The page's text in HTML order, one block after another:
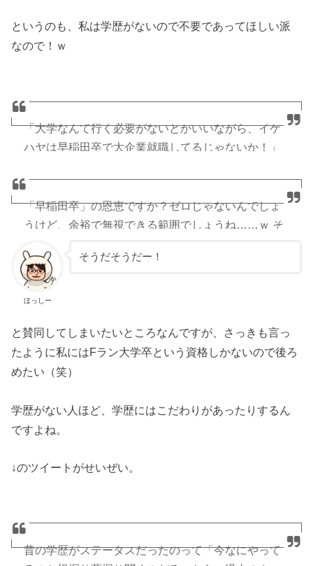
というのも、私は学歴がないので不要であってほしい派
なので！ｗ
「大学なんて行く必要がないとかいいながら、イケ
ハヤは早稲田卒で大企業就職してるじゃないか！」
ぼくらの頃は、それ以外に選択肢がなかっただけ。
非効率でも、それを選ぶことが合理的だったし、み
んな思考停止していた。
— イケハヤ@ブログ年商1.5億円 (@IHayato)
9月25日
「早稲田卒」の恩恵ですか？ゼロじゃないんでしょ
うけど、余裕で無視できる範囲でしょうね……ｗ そ
す。https://t.co/q159QgbGbl
— イケハヤ@ブログ年商1.5億円 (@IHayato)
ほっしー
そうだそうだー！
と賛同してしまいたいところなんですが、さっきも言っ
たように私にはFラン大学卒という資格しかないので後ろ
めたい（笑）
学歴がない人ほど、学歴にはこだわりがあったりするん
ですよね。
↓のツイートがせいぜい。
昔の学歴がステータスだったのって「今なにやって